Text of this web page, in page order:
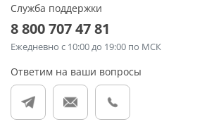
Служба поддержки
8 800 707 47 81
Ежедневно с 10:00 до 19:00 по МСК
Ответим на ваши вопросы